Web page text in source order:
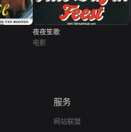
夜夜笙歌
电影
服务
网站联盟